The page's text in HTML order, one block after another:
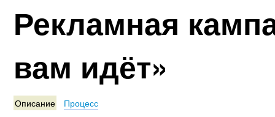
Рекламная
вам идёт»
Описание Процесс